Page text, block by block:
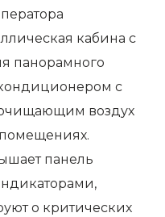
кабина с
панорамного
с
воздух
панель
о критических